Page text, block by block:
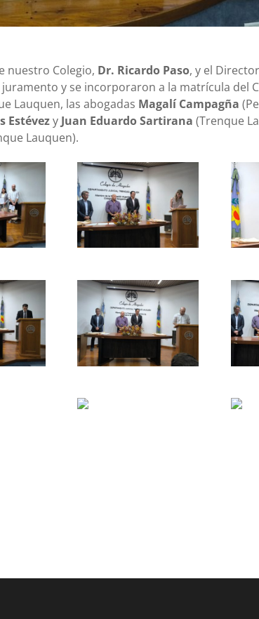
nuestro Colegio, Dr. Ricardo Paso, y el
y se incorporaron a la matrícula del
Lauquen, las abogadas Magalí Campagña
Estévezy Juan Eduardo Sartirana (Trenque
Lauquen).